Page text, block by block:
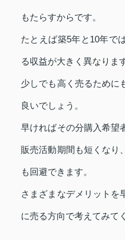
もたらすからです。
たとえば築5年と10年で
る収益が大きく異なりま
少しでも高く売るために
良いでしょう。
早ければその分購入希望
販売活動期間も短くなり
も回避できます。
さまざまなデメリットを
に売る方向で考えてみて